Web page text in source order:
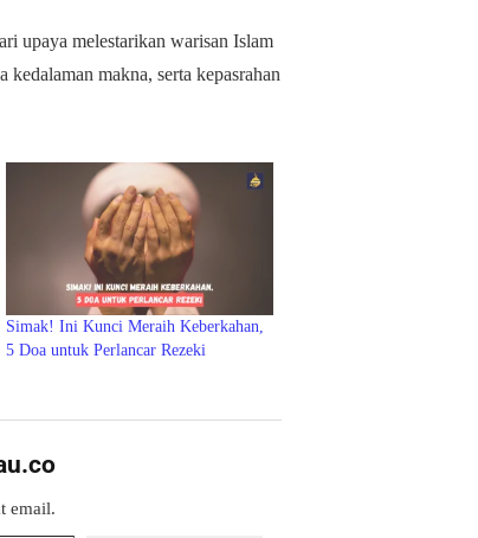
upaya melestarikan warisan Islam
makna, serta kepasrahan
Simak! Ini Kunci Meraih Keberkahan,
5 Doa untuk Perlancar Rezeki
email.